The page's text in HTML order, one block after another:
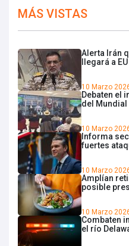
MÁS VISTAS
Alerta Irán
llegará a EU
10 Marzo
Debaten el
del Mundial
10 Marzo
Informa
fuertes
10 Marzo
Amplían
posible
10 Marzo
Combaten
el río